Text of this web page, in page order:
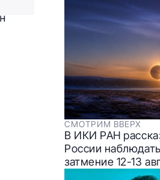
СМОТРИМ ВВЕРХ
В ИКИ РАН
России
затмение 12-13